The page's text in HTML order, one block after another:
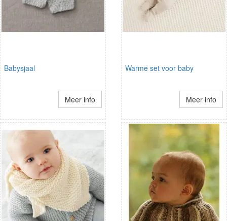
Babysjaal
Meer info
Warme set voor baby
Meer info